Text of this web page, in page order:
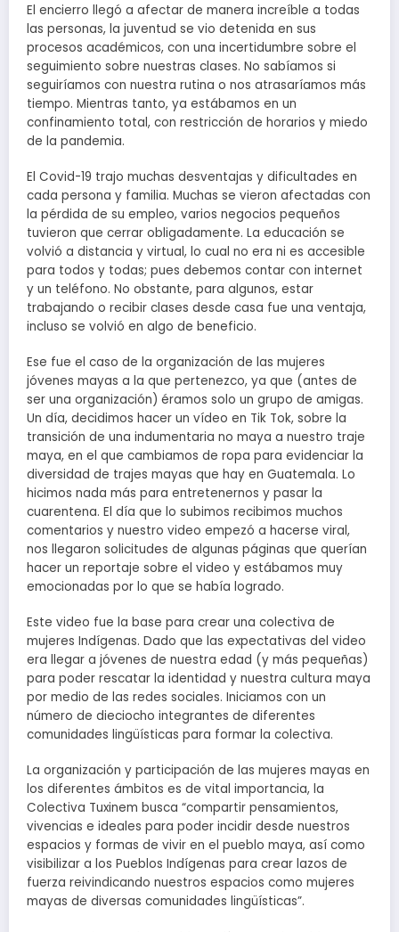
El encierro llegó a afectar de manera increíble a todas
las personas, la juventud se vio detenida en sus
procesos académicos, con una incertidumbre sobre el
seguimiento sobre nuestras clases. No sabíamos si
seguiríamos con nuestra rutina o nos atrasaríamos más
tiempo. Mientras tanto, ya estábamos en un
confinamiento total, con restricción de horarios y miedo
de la pandemia.
El Covid-19 trajo muchas desventajas y dificultades en
cada persona y familia. Muchas se vieron afectadas con
la pérdida de su empleo, varios negocios pequeños
tuvieron que cerrar obligadamente. La educación se
volvió a distancia y virtual, lo cual no era ni es accesible
para todos y todas; pues debemos contar con internet
y un teléfono. No obstante, para algunos, estar
trabajando o recibir clases desde casa fue una ventaja,
incluso se volvió en algo de beneficio.
Ese fue el caso de la organización de las mujeres
jóvenes mayas a la que pertenezco, ya que (antes de
ser una organización) éramos solo un grupo de amigas.
Un día, decidimos hacer un vídeo en Tik Tok, sobre la
transición de una indumentaria no maya a nuestro traje
maya, en el que cambiamos de ropa para evidenciar la
diversidad de trajes mayas que hay en Guatemala. Lo
hicimos nada más para entretenernos y pasar la
cuarentena. El día que lo subimos recibimos muchos
comentarios y nuestro video empezó a hacerse viral,
nos llegaron solicitudes de algunas páginas que querían
hacer un reportaje sobre el video y estábamos muy
emocionadas por lo que se había logrado.
Este video fue la base para crear una colectiva de
mujeres Indígenas. Dado que las expectativas del video
era llegar a jóvenes de nuestra edad (y más pequeñas)
para poder rescatar la identidad y nuestra cultura maya
por medio de las redes sociales. Iniciamos con un
número de dieciocho integrantes de diferentes
comunidades lingüísticas para formar la colectiva.
La organización y participación de las mujeres mayas en
los diferentes ámbitos es de vital importancia, la
Colectiva Tuxinem busca “compartir pensamientos,
vivencias e ideales para poder incidir desde nuestros
espacios y formas de vivir en el pueblo maya, así como
visibilizar a los Pueblos Indígenas para crear lazos de
fuerza reivindicando nuestros espacios como mujeres
mayas de diversas comunidades lingüísticas”.